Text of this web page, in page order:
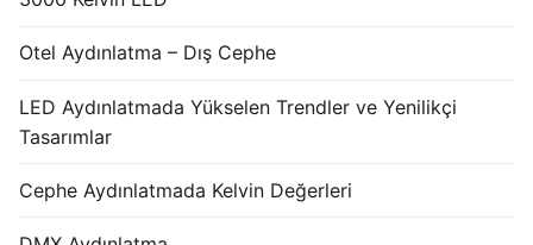
Otel Aydınlatma – Dış Cephe
LED Aydınlatmada Yükselen Trendler ve Yenilikçi
Tasarımlar
Cephe Aydınlatmada Kelvin Değerleri